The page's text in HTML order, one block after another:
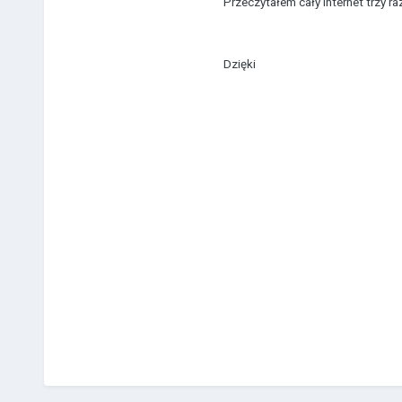
Dzięki